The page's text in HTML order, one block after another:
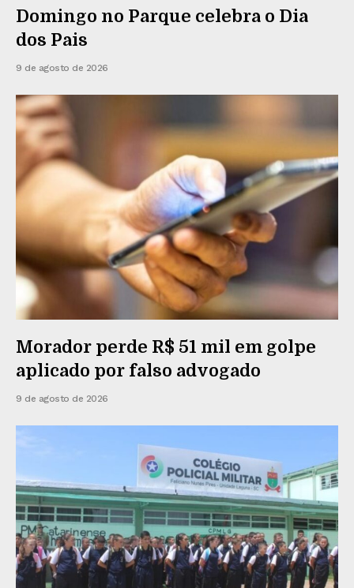
Domingo no Parque celebra o Dia
dos Pais
9 de agosto de 2026
Morador perde R$ 51 mil em golpe
aplicado por falso advogado
9 de agosto de 2026